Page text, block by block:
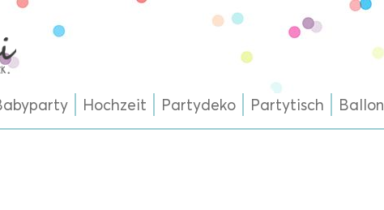
Hochzeit Partydeko Partytisch